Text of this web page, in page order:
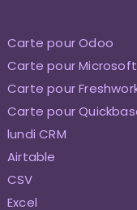
Carte pour Odoo
Carte pour
Carte pour
Carte pour
lundi CRM
Airtable
CSV
Excel